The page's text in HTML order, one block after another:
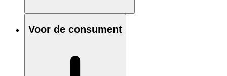
Voor de consument